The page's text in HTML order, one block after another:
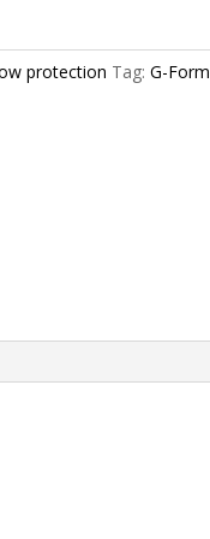
protection Tag: G-Form